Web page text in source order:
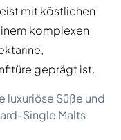
mit köstlichen
komplexen
geprägt ist.
luxuriöse Süße und
Single Malts